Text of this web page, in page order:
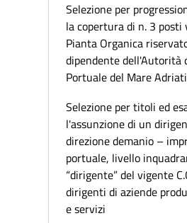
Selezione per
la copertura di n. 3 posti
Pianta Organica
dipendente dell'Autorità
Portuale del Mare
Selezione per titoli ed
l'assunzione di un
direzione demanio –
portuale, livello
“dirigente” del vigente
dirigenti di aziende
e servizi